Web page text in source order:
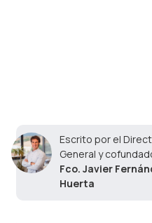
Escrito por el
General y
Fco. Javier
Huerta